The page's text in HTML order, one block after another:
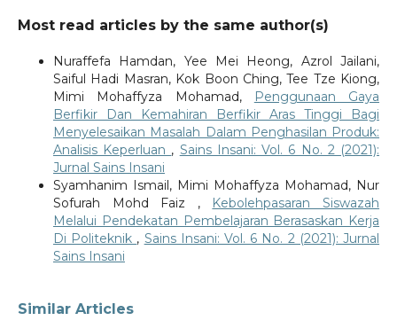
Most read articles by the same author(s)
Nuraffefa Hamdan, Yee Mei Heong, Azrol Jailani,
Saiful Hadi Masran, Kok Boon Ching, Tee Tze Kiong,
Mimi Mohaffyza Mohamad,
Penggunaan Gaya
Berfikir Dan Kemahiran Berfikir Aras Tinggi Bagi
Menyelesaikan Masalah Dalam Penghasilan Produk:
Analisis Keperluan , Sains Insani: Vol. 6 No. 2 (2021):
Jurnal Sains Insani
Syamhanim Ismail, Mimi Mohaffyza Mohamad, Nur
Sofurah Mohd Faiz , Kebolehpasaran Siswazah
Melalui Pendekatan Pembelajaran Berasaskan Kerja
Di Politeknik , Sains Insani: Vol. 6 No. 2 (2021): Jurnal
Sains Insani
Similar Articles